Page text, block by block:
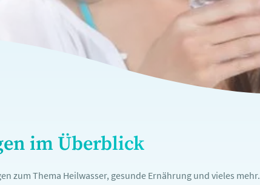
im Überblick
zum Thema Heilwasser, gesunde Ernährung und vieles mehr.